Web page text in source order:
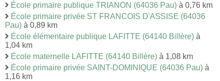
École primaire publique TRIANON (64036 Pau) à 0,76 km
École primaire privée ST FRANCOIS D'ASSISE (64036
Pau) à 0,89 km
École élémentaire publique LAFITTE (64140 Billère) à
1,04 km
École maternelle LAFITTE (64140 Billère) à 1,08 km
École primaire privée SAINT-DOMINIQUE (64036 Pau) à
1,16 km